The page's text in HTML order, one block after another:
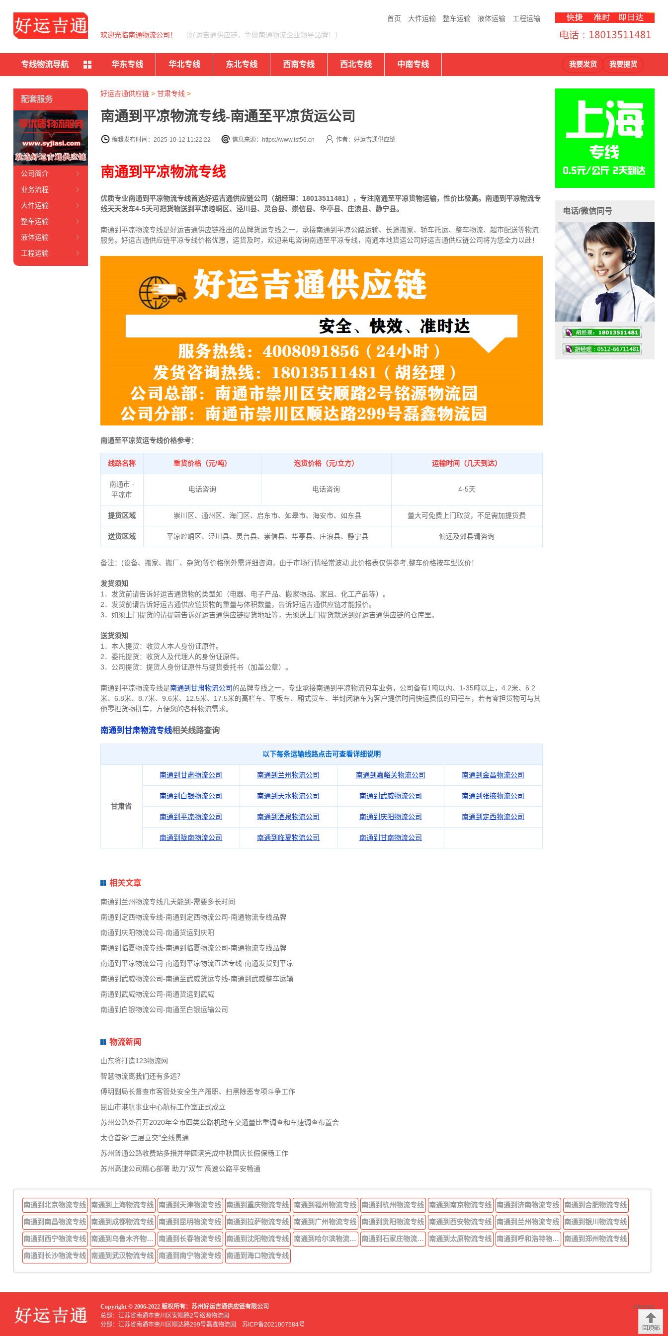
首页 大件运输 整车运输 液体运输 工程运输
欢迎光临南通物流公司！ （好运吉通供应链，争做南通物流企业领导品牌！）
专线物流导航 华东专线 华北专线 东北专线 西南专线 西北专线 中南专线 我要发货 我要提货
好运吉通供应链> 甘肃专线 >
南通到平凉物流专线-南通至平凉货运公司
编辑发布时间：2025-10-12 11:22:22 信息来源：https://www.ist56.cn 作者：好运吉通供应链
南通到平凉物流专线
优质专业南通到平凉物流专线首选好运吉通供应链公司（胡经理：18013511481），专注南通至平凉货物运输，性价比极高。南通到平凉物流专
线天天发车4-5天可把货物送到平凉崆峒区、泾川县、灵台县、崇信县、华亭县、庄浪县、静宁县。
南通到平凉物流专线是好运吉通供应链推出的品牌货运专线之一， 承接南通到平凉公路运输、长途搬家、轿车托运、整车物流、超市配送等物流
服务。 好运吉通供应链平凉专线价格优惠，运货及时，欢迎来电咨询南通至平凉专线，南通本地货运公司好运吉通供应链公司将为您全力以赴！
南通至平凉货运专线价格参考：
线路名称 重货价格（元/吨） 泡货价格（元/立方） 运输时间（几天到达）
南通市 -
平凉市
电话咨询 电话咨询 4-5天
提货区域 崇川区、通州区、海门区、启东市、如皋市、海安市、如东县 量大可免费上门取货，不足需加提货费
送货区域 平凉崆峒区、泾川县、灵台县、崇信县、华亭县、庄浪县、静宁县 偏远及郊县请咨询
备注： (设备、搬家、搬厂、杂货)等价格例外需详细咨询，由于市场行情经常波动,此价格表仅供参考,整车价格按车型议价！
发货须知
1．发货前请告诉好运吉通货物的类型如（电器、电子产品、搬家物品、家且、化工产品等）。
2．发货前请告诉好运吉通供应链货物的重量与体积数量，告诉好运吉通供应链才能报价。
3．如须上门提货的请提前告诉好运吉通供应链提货地址等，无须送上门提货就送到好运吉通供应链的仓库里。
送货须知
1．本人提货：收货人本人身份证原件。
2．委托提货：收货人及代理人的身份证原件。
3．公司提货：提货人身份证原件与提货委托书（加盖公章）。
南通到平凉物流专线是南通到甘肃物流公司的品牌专线之一，专业承接南通到平凉物流包车业务，公司备有1吨以内、1-35吨以上，4.2米、6.2
米、6.8米、8.7米、9.6米、12.5米、17.5米的高栏车、平板车、厢式货车、半封闭箱车为客户提供时间快运费低的回程车，若有零担货物可与其
他零担货物拼车，方便您的各种物流需求。
南通到甘肃物流专线相关线路查询
以下每条运输线路点击可查看详细说明
甘肃省
南通到甘肃物流公司 南通到兰州物流公司 南通到嘉峪关物流公司 南通到金昌物流公司
南通到白银物流公司 南通到天水物流公司 南通到武威物流公司 南通到张掖物流公司
南通到平凉物流公司 南通到酒泉物流公司 南通到庆阳物流公司 南通到定西物流公司
南通到陇南物流公司 南通到临夏物流公司 南通到甘南物流公司
相关文章
南通到兰州物流专线几天能到-需要多长时间
南通到定西物流专线-南通到定西物流公司-南通物流专线品牌
南通到庆阳物流公司-南通货运到庆阳
南通到临夏物流专线-南通到临夏物流公司-南通物流专线品牌
南通到平凉物流公司-南通到平凉物流直达专线-南通发货到平凉
南通到武威物流公司-南通至武威货运专线-南通到武威整车运输
南通到武威物流公司-南通货运到武威
南通到白银物流公司-南通至白银运输公司
物流新闻
山东将打造123物流网
智慧物流离我们还有多远？
傅明副局长督查市客管处安全生产履职、扫黑除恶专项斗争工作
昆山市港航事业中心航标工作室正式成立
苏州公路处召开2020年全市四类公路机动车交通量比重调查和车速调查布置会
太仓首条“三层立交”全线贯通
苏州普通公路收费站多措并举圆满完成中秋国庆长假保畅工作
苏州高速公司精心部署 助力“双节”高速公路平安畅通
配套服务
公司简介
业务流程
大件运输
整车运输
液体运输
工程运输
电话/微信同号
南通到北京物流专线 南通到上海物流专线 南通到天津物流专线 南通到重庆物流专线 南通到福州物流专线 南通到杭州物流专线 南通到南京物流专线 南通到济南物流专线 南通到合肥物流专线
南通到南昌物流专线 南通到成都物流专线 南通到昆明物流专线 南通到拉萨物流专线 南通到广州物流专线 南通到贵阳物流专线 南通到西安物流专线 南通到兰州物流专线 南通到银川物流专线
南通到西宁物流专线 南通到乌鲁木齐物流专线 南通到长春物流专线 南通到沈阳物流专线 南通到哈尔滨物流专线 南通到石家庄物流专线 南通到太原物流专线 南通到呼和浩特物流专线 南通到郑州物流专线
南通到长沙物流专线 南通到武汉物流专线 南通到南宁物流专线 南通到海口物流专线
sitemap
Copyright © 2006-2022 版权所有：苏州好运吉通供应链有限公司
总部：江苏省南通市崇川区安顺路2号铭源物流园
分部：江苏省南通市崇川区顺达路299号磊鑫物流园 苏ICP备2021007584号